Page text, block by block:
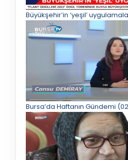
Büyükşehir’in ‘yeşil’
Bursa’da Haftanın Gündemi